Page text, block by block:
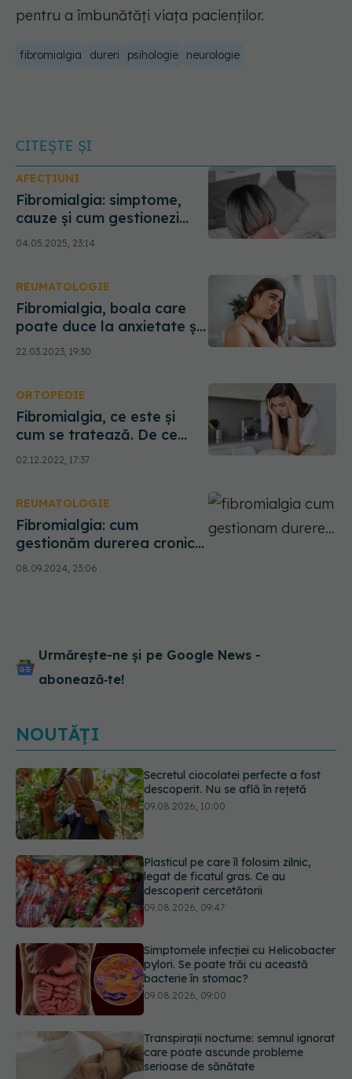
pentru a îmbunătăți viața pacienților.
fibromialgia dureri psihologie neurologie
CITEȘTE ȘI
AFECȚIUNI
Fibromialgia: simptome,
cauze și cum gestionezi
durerea. Cum îți poate
schimba viața
04.05.2025, 23:14
REUMATOLOGIE
Fibromialgia, boala care
poate duce la anxietate și
depresie. Fizioterapeut:
Cele mai afectate sunt
22.03.2023, 19:30
ORTOPEDIE
Fibromialgia, ce este și
cum se tratează. De ce
este greu de diagnosticat
02.12.2022, 17:37
REUMATOLOGIE
Fibromialgia: cum
gestionăm durerea cronică
prin terapie fizică. Ce tipuri
de exerciții sunt
08.09.2024, 23:06
Urmărește-ne și pe Google News -
abonează‑te!
NOUTĂȚI
Plasticul pe care îl folosim zilnic,
legat de ficatul gras. Ce au
Simptomele infecției cu Helicobacter
pylori. Se poate trăi cu această
bacterie în stomac?
Transpirații nocturne: semnul ignorat
care poate ascunde probleme
serioase de sănătate
Ce poți mânca și ce trebuie să eviți
dacă ai gastrită: exemplu de meniu